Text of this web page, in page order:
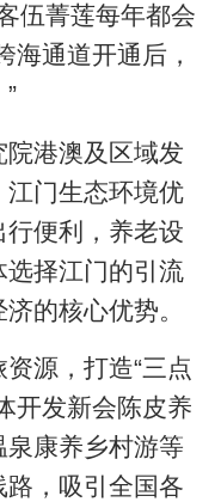
伍菁莲每年都会
海通道开通后，
港澳及区域发
江门生态环境优
便利，养老设
择江门的引流
的核心优势。
源，打造“三点
开发新会陈皮养
康养乡村游等
，吸引全国各